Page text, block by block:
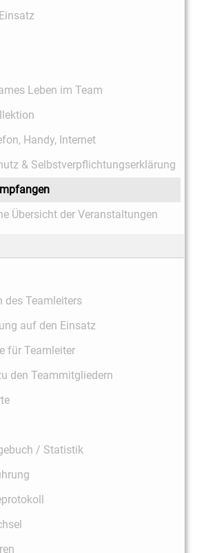
Leben im Team
Handy, Internet
& Selbstverpflichtungserklärung
Übersicht der Veranstaltungen
des Teamleiters
auf den Einsatz
für Teamleiter
den Teammitgliedern
/ Statistik